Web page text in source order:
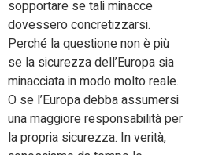
sopportare se tali minacce
dovessero concretizzarsi.
Perché la questione non è più
se la sicurezza dell’Europa sia
minacciata in modo molto reale.
O se l’Europa debba assumersi
una maggiore responsabilità per
la propria sicurezza. In verità,